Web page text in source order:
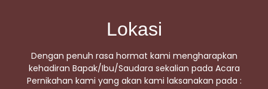
Lokasi
Dengan penuh rasa hormat kami mengharapkan
kehadiran Bapak/Ibu/Saudara sekalian pada Acara
Pernikahan kami yang akan kami laksanakan pada :